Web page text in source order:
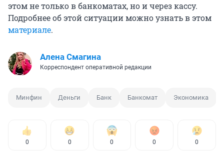
этом не только в банкоматах, но и через кассу.
Подробнее об этой ситуации можно узнать в этом
материале.
Алена Смагина
Корреспондент оперативной редакции
Минфин Деньги Банк Банкомат Экономика
0 0 0 0 0